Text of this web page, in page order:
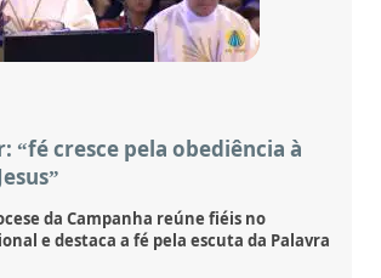
“fé cresce pela obediência à
da Campanha reúne fiéis no
e destaca a fé pela escuta da Palavra